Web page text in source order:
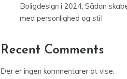
Boligdesign i 2024: Sådan
med personlighed og stil
Recent Comments
Der er ingen kommentarer at vise.